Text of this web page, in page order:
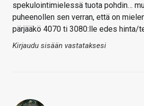
spekulointimielessä tuota pohdin…
puheenollen sen verran, että on
pärjääkö 4070 ti 3080:lle edes hinta/
Kirjaudu sisään vastataksesi